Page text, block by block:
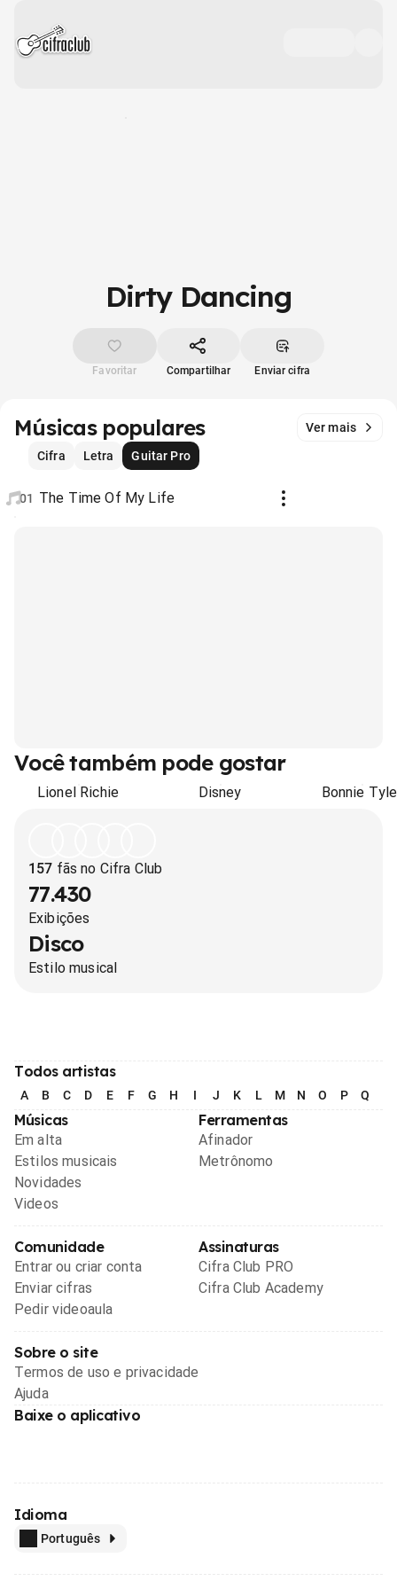
Dirty Dancing
Favoritar Compartilhar Enviar cifra
Músicas populares
Ver mais
Cifra
Letra Guitar Pro
01 The Time Of My Life
Você também pode gostar
Lionel Richie Disney Bonnie
157 fãs no Cifra Club
77.430
Exibições
Disco
Estilo musical
Todos artistas
A B C D E F G H I J K L M N O P Q
Músicas
Em alta
Estilos musicais
Novidades
Videos
Ferramentas
Afinador
Metrônomo
Comunidade
Entrar ou criar conta
Enviar cifras
Pedir videoaula
Assinaturas
Cifra Club PRO
Cifra Club Academy
Sobre o site
Termos de uso e privacidade
Ajuda
Baixe o aplicativo
Idioma
Português